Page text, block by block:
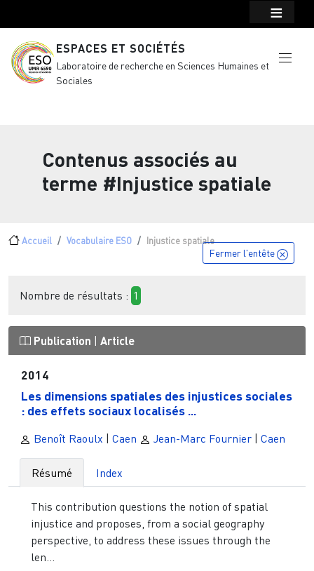
ESPACES ET SOCIÉTÉS
Laboratoire de recherche en Sciences Humaines et
Sociales
Contenus associés au
terme #Injustice spatiale
Fil d'Ariane
Accueil Vocabulaire ESO Injustice spatiale
Fermer l'entête
Nombre de résultats : 1
Publication Article
2014
Les dimensions spatiales des injustices sociales
: des effets sociaux localisés ...
Benoît Raoulx | Caen Jean-Marc Fournier | Caen
Résumé Index
This contribution questions the notion of spatial
injustice and proposes, from a social geography
perspective, to address these issues through the
len...